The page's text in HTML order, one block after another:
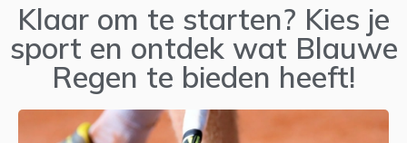
Klaar om te starten? Kies je
sport en ontdek wat Blauwe
Regen te bieden heeft!